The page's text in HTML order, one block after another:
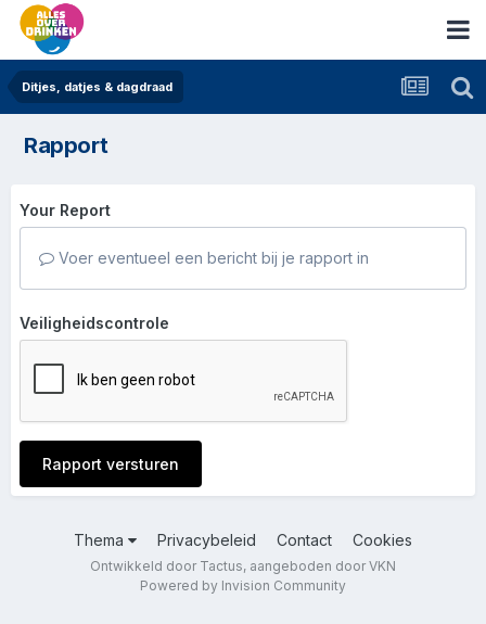
Ditjes, datjes & dagdraad
Rapport
Your Report
Voer eventueel een bericht bij je rapport in
Veiligheidscontrole
Rapport versturen
Thema Privacybeleid Contact Cookies
Ontwikkeld door Tactus, aangeboden door VKN
Powered by Invision Community